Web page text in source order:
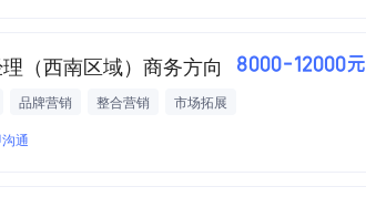
（西南区域）商务方向 8000-12000元
品牌营销 整合营销
市场拓展
通